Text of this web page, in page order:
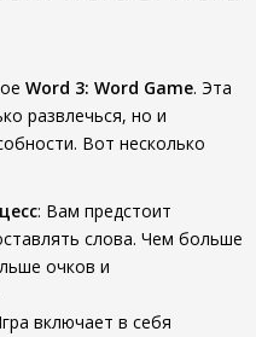
Word 3: Word Game. Эта
развлечься, но и
Вот несколько
: Вам предстоит
слова. Чем больше
очков и
включает в себя